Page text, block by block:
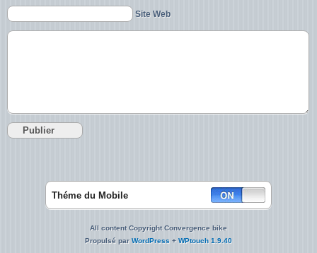
Site Web
Théme du Mobile
All content Copyright Convergence bike
Propulsé parWordPress + WPtouch 1.9.40